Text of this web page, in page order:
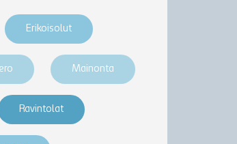
Erikoisolut
Mainonta
Ravintolat